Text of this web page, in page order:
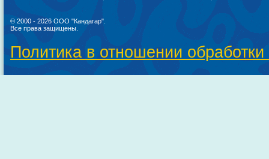
© 2000 - 2026 ООО "Кандагар".
Все права защищены.
Политика в отношении